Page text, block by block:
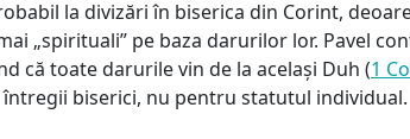
la divizări în biserica din Corint,
„spirituali” pe baza darurilor lor. Pavel
că toate darurile vin de la același Duh (1
biserici, nu pentru statutul individual.